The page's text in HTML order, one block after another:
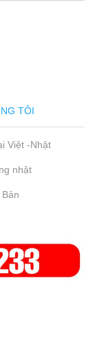
TÔI
Việt -Nhật
nhật